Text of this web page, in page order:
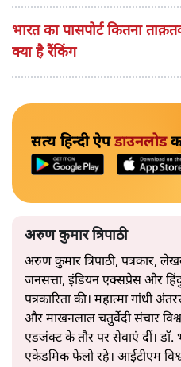
भारत का पासपोर्ट कितना
क्या है रैंकिंग
सत्य हिन्दी ऐपडाउनलोड
अरुण कुमार त्रिपाठी
अरुण कुमार त्रिपाठी, पत्रकार,
जनसत्ता, इंडियन एक्सप्रेस और
पत्रकारिता की। महात्मा गांधी
और माखनलाल चतुर्वेदी संचार
एडजंक्ट के तौर पर सेवाएं दीं। डॉ.
एकेडमिक फेलो रहे। आईटीएम